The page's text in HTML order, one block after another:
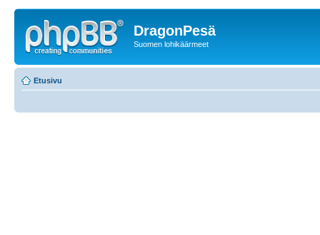
DragonPesä
Suomen lohikäärmeet
Etusivu